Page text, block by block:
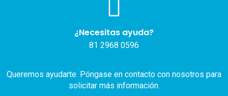
¿Necesitas ayuda?
81 2968 0596
Queremos ayudarte. Póngase en contacto con nosotros para
solicitar más información.